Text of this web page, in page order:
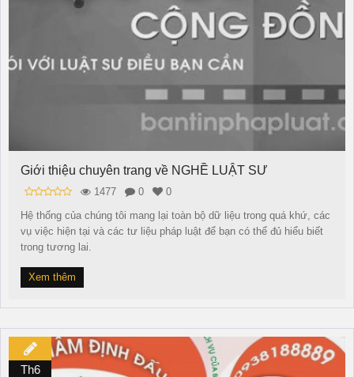
Giới thiệu chuyên trang về NGHỀ LUẬT SƯ
1477 0
0
Hệ thống của chúng tôi mang lại toàn bộ dữ liệu trong quá khứ, các
vụ việc hiện tại và các tư liệu pháp luật để bạn có thể đủ hiểu biết
trong tương lai.
Xem thêm
Th6